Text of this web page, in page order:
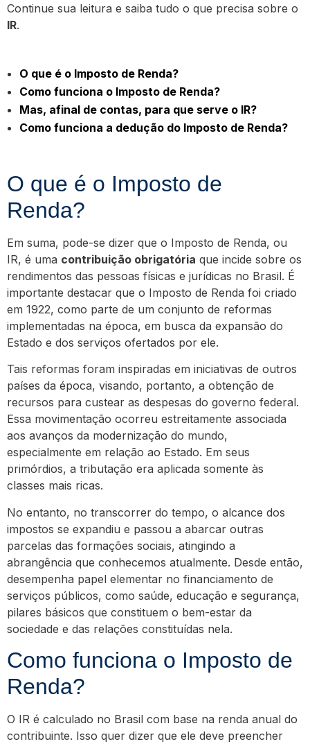
Continue sua leitura e saiba tudo o que precisa sobre o
IR.
O que é o Imposto de Renda?
Como funciona o Imposto de Renda?
Mas, afinal de contas, para que serve o IR?
Como funciona a dedução do Imposto de Renda?
O que é o Imposto de
Renda?
Em suma, pode-se dizer que o Imposto de Renda, ou
IR, é uma contribuição obrigatória que incide sobre os
rendimentos das pessoas físicas e jurídicas no Brasil. É
importante destacar que o Imposto de Renda foi criado
em 1922, como parte de um conjunto de reformas
implementadas na época, em busca da expansão do
Estado e dos serviços ofertados por ele.
Tais reformas foram inspiradas em iniciativas de outros
países da época, visando, portanto, a obtenção de
recursos para custear as despesas do governo federal.
Essa movimentação ocorreu estreitamente associada
aos avanços da modernização do mundo,
especialmente em relação ao Estado. Em seus
primórdios, a tributação era aplicada somente às
classes mais ricas.
No entanto, no transcorrer do tempo, o alcance dos
impostos se expandiu e passou a abarcar outras
parcelas das formações sociais, atingindo a
abrangência que conhecemos atualmente. Desde então,
desempenha papel elementar no financiamento de
serviços públicos, como saúde, educação e segurança,
pilares básicos que constituem o bem-estar da
sociedade e das relações constituídas nela.
Como funciona o Imposto de
Renda?
O IR é calculado no Brasil com base na renda anual do
contribuinte. Isso quer dizer que ele deve preencher